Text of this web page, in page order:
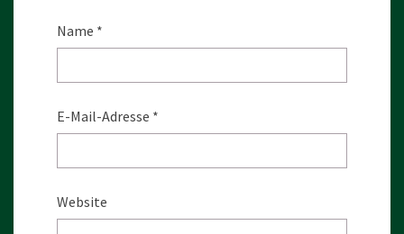
Name *
E-Mail-Adresse *
Website